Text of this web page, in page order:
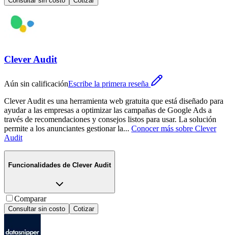
Clever Audit
Aún sin calificaciónEscribe la primera reseña
Clever Audit es una herramienta web gratuita que está diseñado para
ayudar a las empresas a optimizar las campañas de Google Ads a
través de recomendaciones y consejos listos para usar. La solución
permite a los anunciantes gestionar la... Conocer más sobre Clever
Audit
Funcionalidades de Clever Audit
Comparar
Consultar sin costo Cotizar